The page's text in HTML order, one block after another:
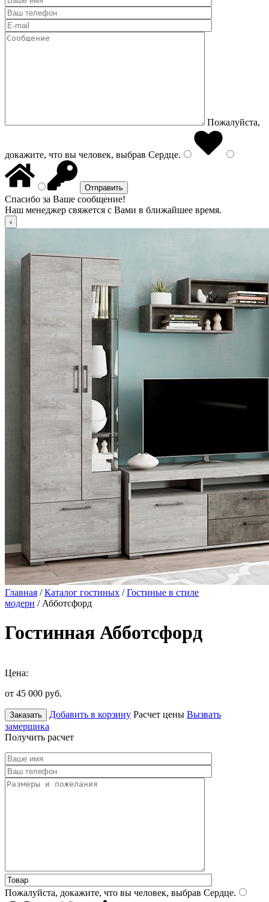
Пожалуйста,
докажите, что вы человек, выбрав Сердце.
Спасибо за Ваше сообщение!
Наш менеджер свяжется с Вами в ближайшее время.
Главная /Каталог гостиных /Гостиные в стиле
модерн / Абботсфорд
Гостинная Абботсфорд
Цена:
от 45 000 руб.
Заказать Добавить в корзину Расчет цены Вызвать
замерщика
Получить расчет
Пожалуйста, докажите, что вы человек, выбрав Сердце.